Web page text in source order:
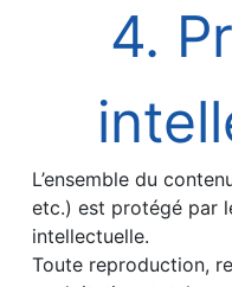
4.
L’ensemble du
etc.) est protégé par
intellectuelle.
Toute reproduction,